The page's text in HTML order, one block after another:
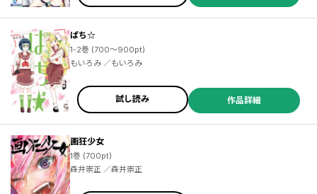
ぱち☆
1-2巻 (700～900pt)
もいろみ ／もいろみ
試し読み 作品詳細
画狂少女
1巻 (700pt)
森井崇正 ／森井崇正